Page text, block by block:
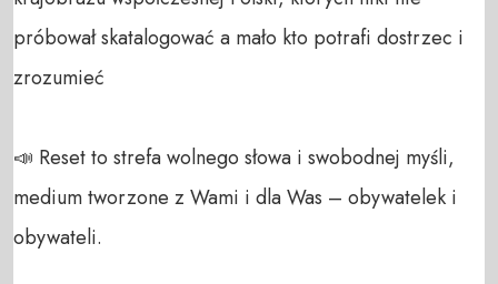
próbował skatalogować a mało kto potrafi dostrzec i
zrozumieć
📣 Reset to strefa wolnego słowa i swobodnej myśli,
medium tworzone z Wami i dla Was – obywatelek i
obywateli.